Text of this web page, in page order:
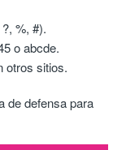
%, #).
o abcde.
otros sitios.
de defensa para